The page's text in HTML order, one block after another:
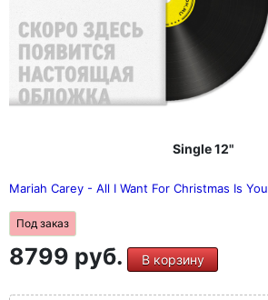
Single 12"
Mariah Carey - All I Want For Christmas Is You
Под заказ
8799 руб. В корзину